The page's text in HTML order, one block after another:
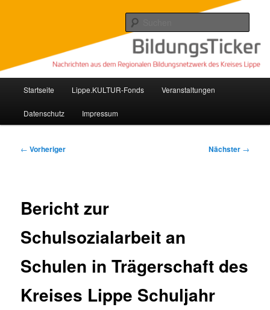
Lippe Bildungsticker
Nachrichten aus dem regionalen Bildungsnetzwerk des Kreises Lippe
Startseite Lippe.KULTUR-Fonds Veranstaltungen
Datenschutz Impressum
Beitragsnavigation
← Vorheriger Nächster →
Bericht zur
Schulsozialarbeit an
Schulen in Trägerschaft des
Kreises Lippe Schuljahr